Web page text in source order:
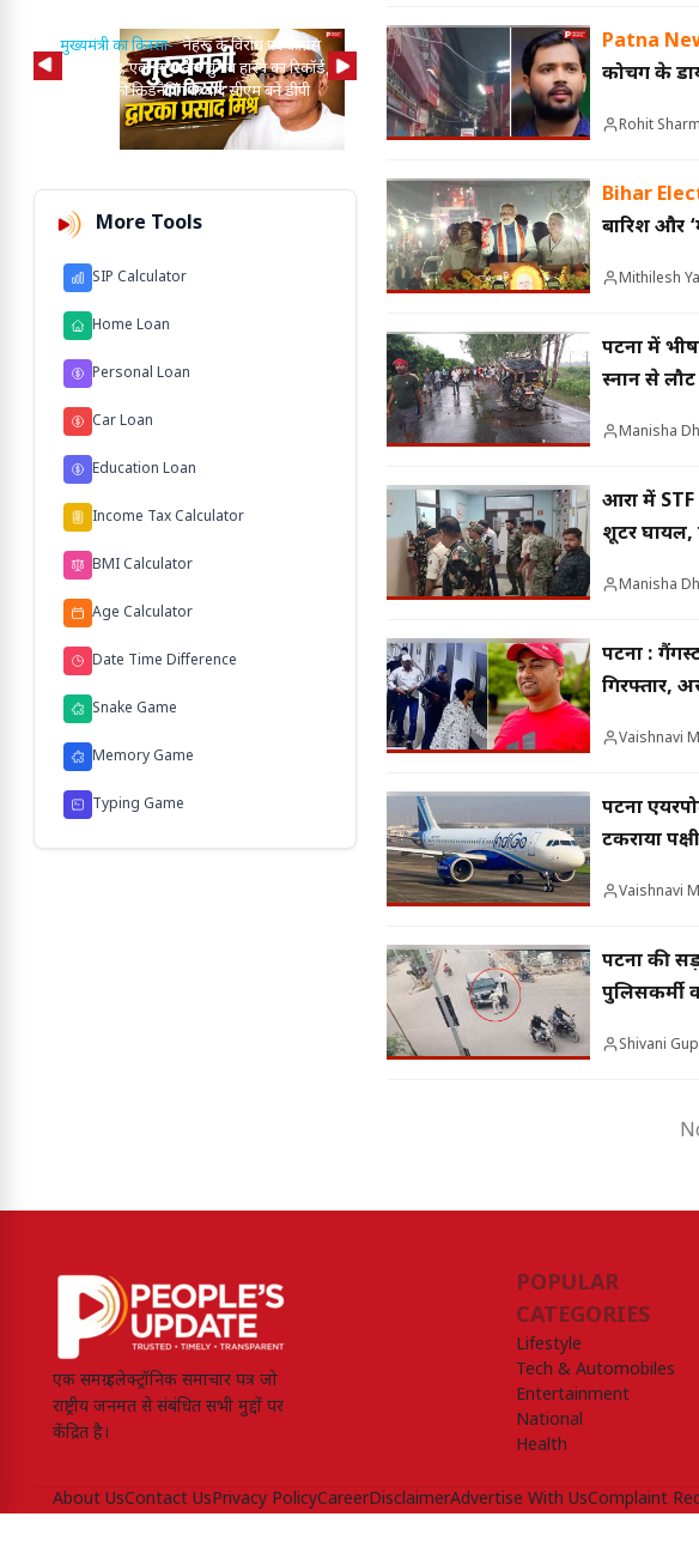
मुख्यमंत्री का किस्सा- नेहरू के विरोध पर कांग्रेस
से बाहर हुए; एक साथ तीन चुनाव हारने का रिकॉर्ड,
विधायकों की किडनैपिंग के बाद सीएम बने डीपी
15 साल पुरानी बसों के नियम पर बवाल, 7 अगस्त
से अनिश्चितकालीन हड़ताल पर जाएंगे प्राइवेट बस
ऑपरेटर्स
More Tools
SIP Calculator
Home Loan
Personal Loan
Car Loan
Education Loan
Income Tax Calculator
BMI Calculator
Age Calculator
Date Time Difference
Snake Game
Memory Game
Typing Game
Patna
कोचिंग के
Rohit
Bihar
बारिश और
Mithilesh
पटना में
स्नान से
Manisha
आरा में STF
शूटर घायल,
Manisha
पटना :
गिरफ्तार,
Vaishnavi
पटना
टकराया
Vaishnavi
पटना की
पुलिसकर्मी
Shivani
एक समग्र इलेक्ट्रॉनिक समाचार पत्र जो
राष्ट्रीय जनमत से संबंधित सभी मुद्दों पर
केंद्रित है।
POPULAR
CATEGORIES
Lifestyle
Tech & Automobiles
Entertainment
National
Health
About UsContact UsPrivacy PolicyCareerDisclaimerAdvertise With UsComplaint